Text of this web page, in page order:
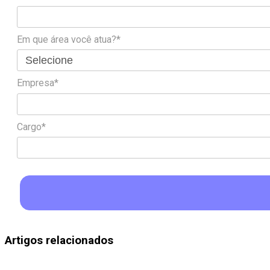
Em que área você atua?*
Empresa*
Cargo*
Artigos relacionados